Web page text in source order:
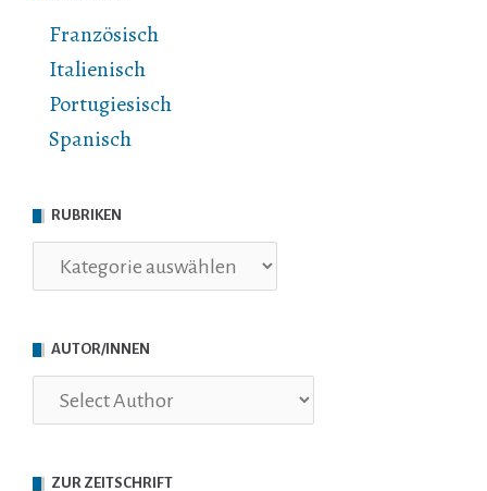
Französisch
Italienisch
Portugiesisch
Spanisch
RUBRIKEN
Rubriken
AUTOR/INNEN
ZUR ZEITSCHRIFT